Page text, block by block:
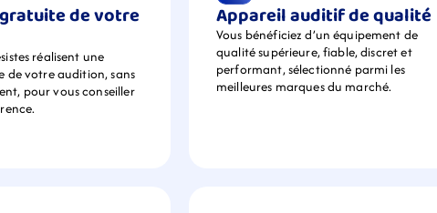
de votre
réalisent une
de votre audition, sans
pour vous conseiller
Appareil auditif de qualité
Vous bénéficiez d’un équipement de
qualité supérieure, fiable, discret et
performant, sélectionné parmi les
meilleures marques du marché.